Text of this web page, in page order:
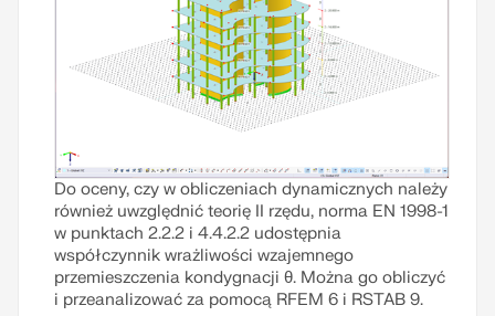
Do oceny, czy w obliczeniach dynamicznych należy
również uwzględnić teorię II rzędu, norma EN 1998-1
w punktach 2.2.2 i 4.4.2.2 udostępnia
współczynnik wrażliwości wzajemnego
przemieszczenia kondygnacji θ. Można go obliczyć
i przeanalizować za pomocą RFEM 6 i RSTAB 9.